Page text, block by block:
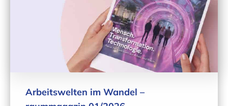
Arbeitswelten im Wandel –